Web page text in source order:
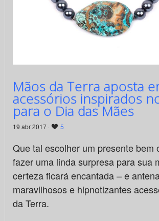
Mãos da Terra aposta
acessórios inspirados
para o Dia das Mães
19 abr 2017 · 5
Que tal escolher um presente bem
fazer uma linda surpresa para sua
certeza ficará encantada – e
maravilhosos e hipnotizantes
da Terra.